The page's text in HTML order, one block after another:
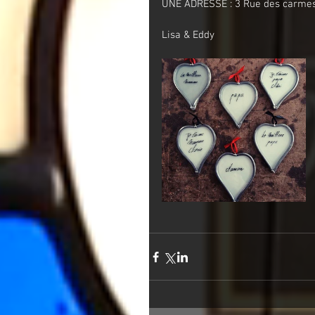
UNE ADRESSE : 3 Rue des
Lisa & Eddy